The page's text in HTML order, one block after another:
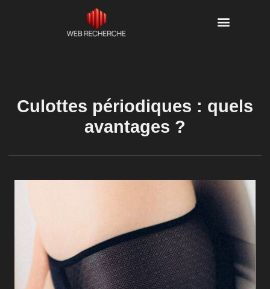
Culottes périodiques : quels
avantages ?